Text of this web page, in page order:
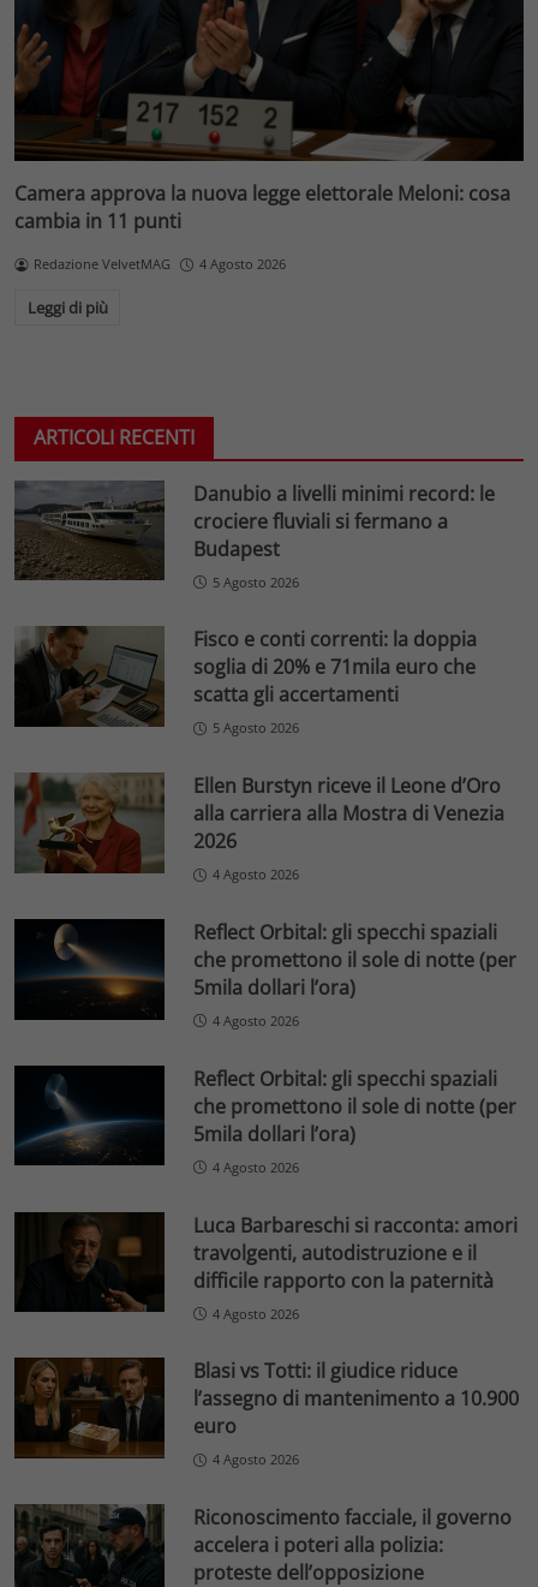
Camera approva la nuova legge elettorale Meloni: cosa
cambia in 11 punti
Redazione VelvetMAG 4 Agosto 2026
Leggi di più
ARTICOLI RECENTI
Danubio a livelli minimi record: le
crociere fluviali si fermano a
Budapest
5 Agosto 2026
Fisco e conti correnti: la doppia
soglia di 20% e 71mila euro che
scatta gli accertamenti
5 Agosto 2026
Ellen Burstyn riceve il Leone d’Oro
alla carriera alla Mostra di Venezia
2026
4 Agosto 2026
Reflect Orbital: gli specchi spaziali
che promettono il sole di notte (per
5mila dollari l’ora)
4 Agosto 2026
Reflect Orbital: gli specchi spaziali
che promettono il sole di notte (per
5mila dollari l’ora)
4 Agosto 2026
Luca Barbareschi si racconta: amori
travolgenti, autodistruzione e il
difficile rapporto con la paternità
4 Agosto 2026
Blasi vs Totti: il giudice riduce
l’assegno di mantenimento a 10.900
euro
4 Agosto 2026
Riconoscimento facciale, il governo
accelera i poteri alla polizia:
proteste dell’opposizione